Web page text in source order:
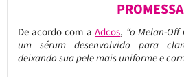
De acordo com aAdcos, “o Melan-
um sérum desenvolvido para
deixando sua pele mais uniforme e